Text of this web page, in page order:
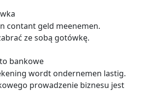
contant geld meenemen.
ze sobą gotówkę.
bankowe
wordt ondernemen lastig.
prowadzenie biznesu jest